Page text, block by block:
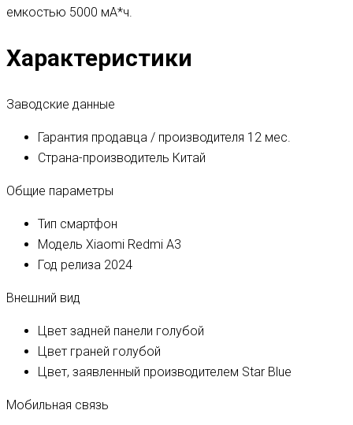
емкостью 5000 мА*ч.
Характеристики
Заводские данные
Гарантия продавца / производителя 12 мес.
Страна-производитель Китай
Общие параметры
Тип смартфон
Модель Xiaomi Redmi A3
Год релиза 2024
Внешний вид
Цвет задней панели голубой
Цвет граней голубой
Цвет, заявленный производителем Star Blue
Мобильная связь